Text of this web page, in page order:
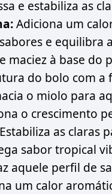
e estabiliza as
Adiciona um
e
maciez à base do
do bolo com a
o miolo para
o crescimento
Estabiliza as claras
sabor tropical
aquele perfil de
um calor